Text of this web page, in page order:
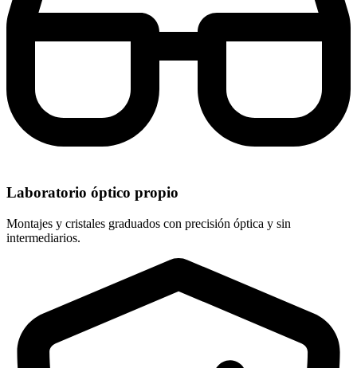
Laboratorio óptico propio
Montajes y cristales graduados con precisión óptica y sin
intermediarios.